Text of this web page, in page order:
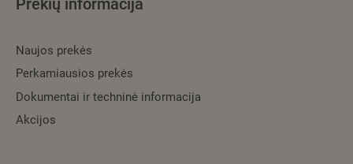
Prekių informacija
Akcijos
Naujos prekės
Perkamiausios prekės
Dokumentai ir techninė informacija